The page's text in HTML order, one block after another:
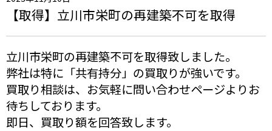
【取得】立川市栄町の再建築不可を取得
立川市栄町の再建築不可を取得致しました。
弊社は特に「共有持分」の買取りが強いです。
買取り相談は、お気軽に問い合わせページよりお
待ちしております。
即日、買取り額を回答致します。